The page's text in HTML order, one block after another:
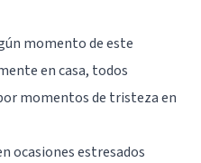
momento de este
en casa, todos
momentos de tristeza en
ocasiones estresados